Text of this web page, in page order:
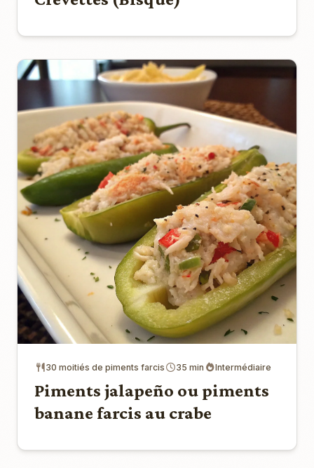
30 moitiés de piments farcis 35 min Intermédiaire
Piments jalapeño ou piments
banane farcis au crabe